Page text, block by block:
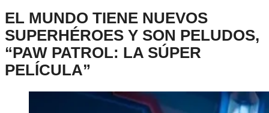
EL MUNDO TIENE NUEVOS
SUPERHÉROES Y SON PELUDOS,
“PAW PATROL: LA SÚPER
PELÍCULA”